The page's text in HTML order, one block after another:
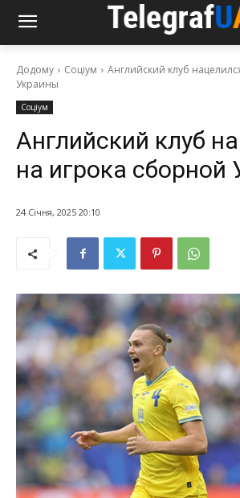
Додому Соціум
Английский клуб
Украины
Соціум
Английский клуб
на игрока сборной
24 Січня, 2025 20:10